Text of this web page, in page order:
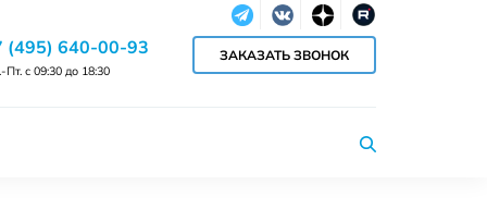
TelegramVkontakte
dzenRuTube
(495) 640-00-93
Пт. с 09:30 до 18:30
ЗАКАЗАТЬ ЗВОНОК